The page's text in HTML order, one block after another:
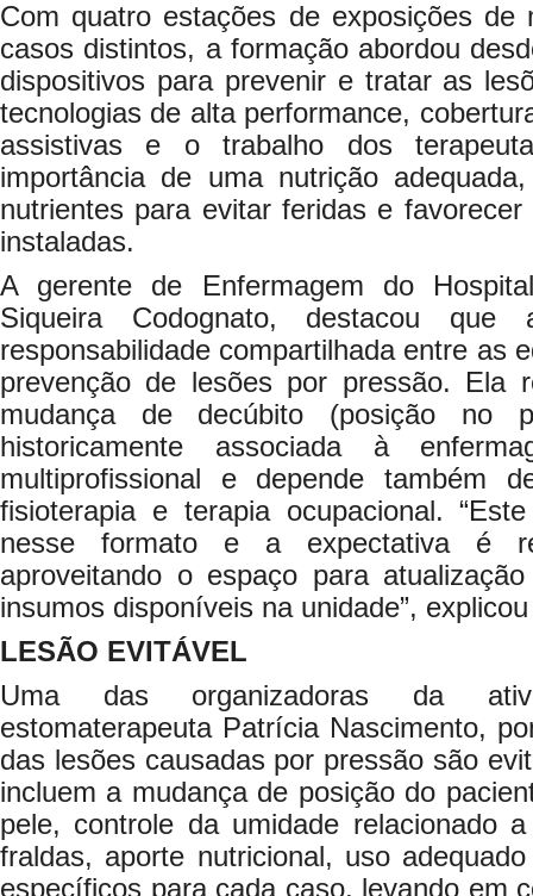
Com quatro estações de exposições de
casos distintos, a formação abordou
dispositivos para prevenir e tratar as
tecnologias de alta performance,
assistivas e o trabalho dos
importância de uma nutrição
nutrientes para evitar feridas e
instaladas.
A gerente de Enfermagem do
Siqueira Codognato, destacou
responsabilidade compartilhada entre as
prevenção de lesões por pressão. Ela
mudança de decúbito (posição no
historicamente associada à
multiprofissional e depende também
fisioterapia e terapia ocupacional.
nesse formato e a expectativa é
aproveitando o espaço para
insumos disponíveis na unidade”,
LESÃO EVITÁVEL
Uma das organizadoras da
estomaterapeuta Patrícia Nascimento,
das lesões causadas por pressão são
incluem a mudança de posição do
pele, controle da umidade relacionado
fraldas, aporte nutricional, uso
específicos para cada caso, levando em